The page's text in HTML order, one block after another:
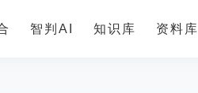
智判AI 知识库 资料库